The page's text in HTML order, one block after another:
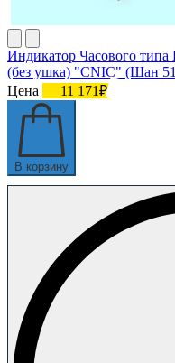
Индикатор Часового
(без ушка) "CNIC" (Шан
Цена
11 171₽
В корзину